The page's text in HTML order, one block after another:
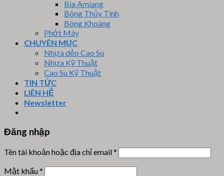
Bìa Amiang
Bông Thủy Tinh
Bông Khoáng
Phớt Máy
CHUYÊN MỤC
Nhựa dẻo Cao Su
Nhựa Kỹ Thuật
Cao Su Kỹ Thuật
TIN TỨC
LIÊN HỆ
Newsletter
Đăng nhập
Tên tài khoản hoặc địa chỉ email*
Mật khẩu*